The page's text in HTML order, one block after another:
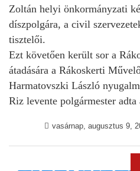
Zoltán helyi önkormányzati
díszpolgára, a civil
tisztelői.
Ezt követően került sor a
átadására a Rákoskerti
Harmatovszki László
Riz levente polgármester adta